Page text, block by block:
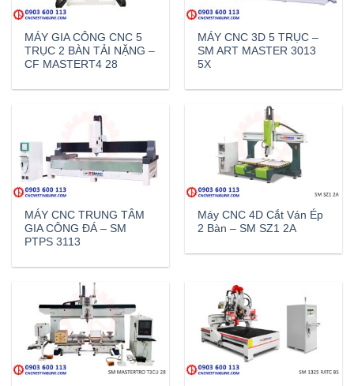
MÁY GIA CÔNG CNC 5
TRỤC 2 BÀN TẢI NẶNG –
CF MASTERT4 28
MÁY CNC 3D 5 TRỤC –
SM ART MASTER 3013
5X
MÁY CNC TRUNG TÂM
GIA CÔNG ĐÁ – SM
PTPS 3113
Máy CNC 4D Cắt Ván Ép
2 Bàn – SM SZ1 2A